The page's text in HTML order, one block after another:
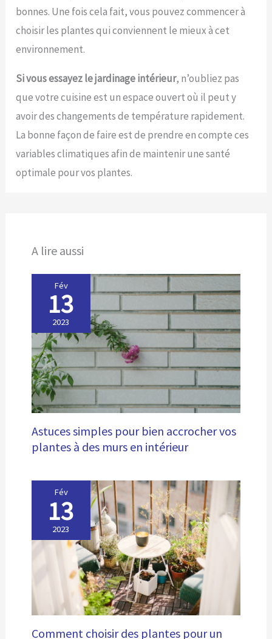
bonnes. Une fois cela fait, vous pouvez commencer à
choisir les plantes qui conviennent le mieux à cet
environnement.
Si vous essayez le jardinage intérieur, n’oubliez pas
que votre cuisine est un espace ouvert où il peut y
avoir des changements de température rapidement.
La bonne façon de faire est de prendre en compte ces
variables climatiques afin de maintenir une santé
optimale pour vos plantes.
A lire aussi
Fév
13
2023
Astuces simples pour bien accrocher vos
plantes à des murs en intérieur
Fév
13
2023
Comment choisir des plantes pour un